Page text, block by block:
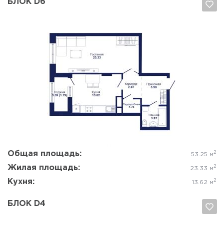
БЛОК D6
Общая площадь: 53.25 м 2
Жилая площадь: 23.33 м 2
Кухня: 13.62 м 2
Да, удалить Отмена
БЛОК D4